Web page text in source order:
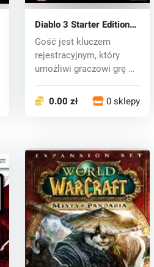
Diablo 3 Starter Edition
(PC) CD key
Gość jest kluczem
rejestracyjnym, który
umożliwi graczowi grę w
0.00 zł 0 sklepy